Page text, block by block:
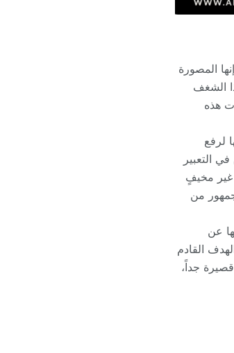
المصورة
الشغف
هذه
لرفع
التعبير
غير مخيفٍ
من
عن
القادم
قصيرة جداً،